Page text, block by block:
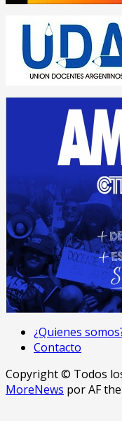
¿Quienes
Contacto
Copyright © Todos
MoreNews por AF